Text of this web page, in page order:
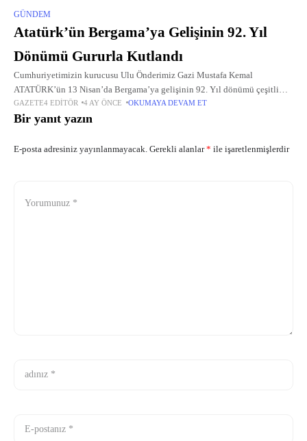
GÜNDEM
Atatürk’ün Bergama’ya Gelişinin 92. Yıl
Dönümü Gururla Kutlandı
Cumhuriyetimizin kurucusu Ulu Önderimiz Gazi Mustafa Kemal
ATATÜRK’ün 13 Nisan’da Bergama’ya gelişinin 92. Yıl dönümü çeşitli
etkinliklerle kutlandı.
GAZETE4 EDITÖR 4 AY ÖNCE OKUMAYA DEVAM ET
Bir yanıt yazın
E-posta adresiniz yayınlanmayacak. Gerekli alanlar* ile işaretlenmişlerdir